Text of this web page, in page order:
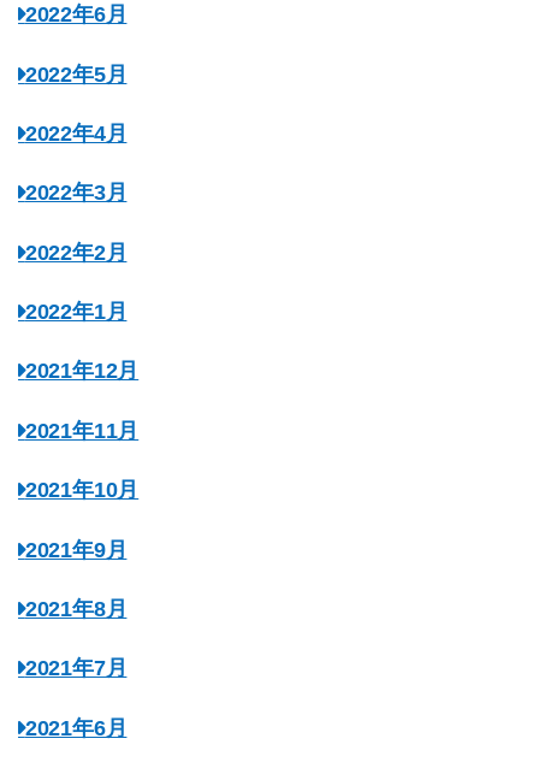
2022年6月
2022年5月
2022年4月
2022年3月
2022年2月
2022年1月
2021年12月
2021年11月
2021年10月
2021年9月
2021年8月
2021年7月
2021年6月